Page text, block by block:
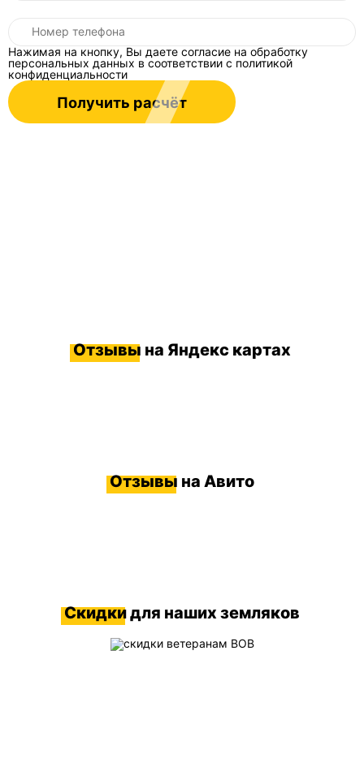
Нажимая на кнопку, Вы даете согласие на обработку
персональных данных в соответствии с политикой
конфиденциальности
Получить расчёт
Отзывы на Яндекс картах
Отзывы на Авито
Скидкидля наших земляков